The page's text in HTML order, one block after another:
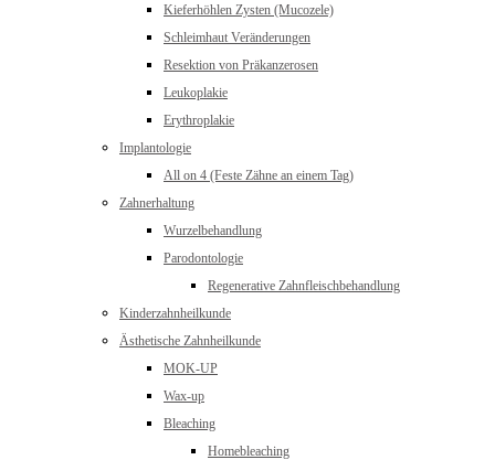
Kieferhöhlen Zysten (Mucozele)
Schleimhaut Veränderungen
Resektion von Präkanzerosen
Leukoplakie
Erythroplakie
Implantologie
All on 4 (Feste Zähne an einem Tag)
Zahnerhaltung
Wurzelbehandlung
Parodontologie
Regenerative Zahnfleischbehandlung
Kinderzahnheilkunde
Ästhetische Zahnheilkunde
MOK-UP
Wax-up
Bleaching
Homebleaching